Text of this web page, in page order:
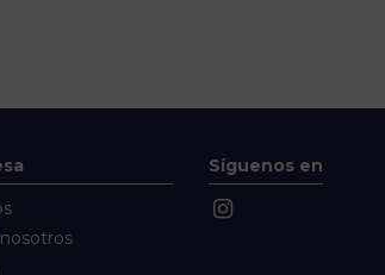
Síguenos en